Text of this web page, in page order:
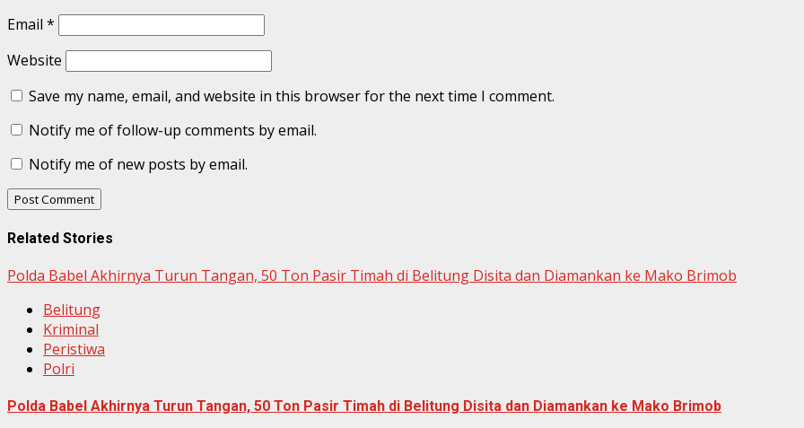
Email *
Website
Save my name, email, and website in this browser for the next time I comment.
Notify me of follow-up comments by email.
Notify me of new posts by email.
Related Stories
Polda Babel Akhirnya Turun Tangan, 50 Ton Pasir Timah di Belitung Disita dan Diamankan ke Mako Brimob
Belitung
Kriminal
Peristiwa
Polri
Polda Babel Akhirnya Turun Tangan, 50 Ton Pasir Timah di Belitung Disita dan Diamankan ke Mako Brimob